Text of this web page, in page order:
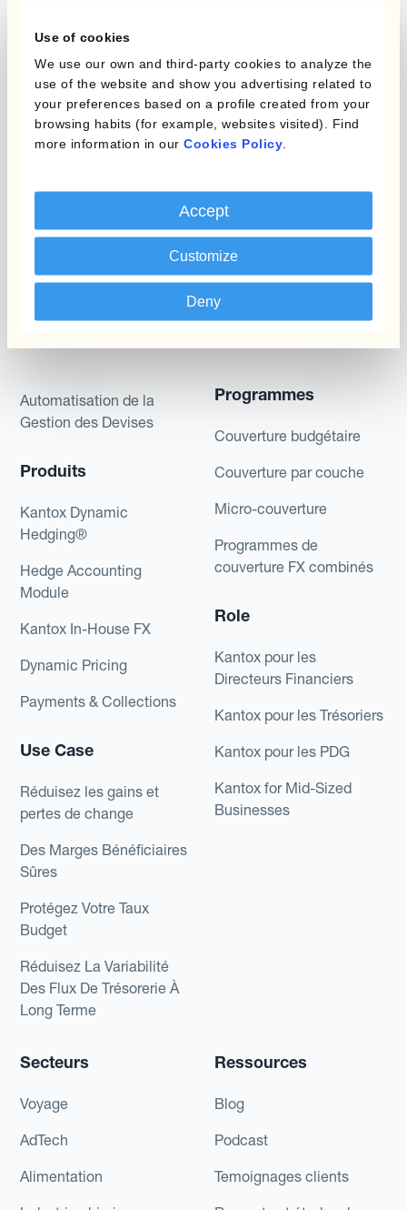
Use of cookies
We use our own and third-party cookies to analyze the
use of the website and show you advertising related to
your preferences based on a profile created from your
browsing habits (for example, websites visited). Find
more information in our Cookies Policy
Accept
Customize
Deny
examples of potential transactions or returns are
included for illustrative purposes only. Kantox
gives no assurance that any favourable scenarios
described are likely to happen, that it is possible
to trade on the terms described herein or that any
Kantox does not provide any investment advice
or hedging recommendations.
Automatisation de la
Gestion des Devises
Produits
Kantox Dynamic
Hedging®
Hedge Accounting
Module
Kantox In-House FX
Dynamic Pricing
Payments & Collections
Use Case
Réduisez les gains et
pertes de change
Des Marges Bénéficiaires
Sûres
Protégez Votre Taux
Budget
Réduisez La Variabilité
Des Flux De Trésorerie À
Long Terme
Programmes
Couverture budgétaire
Couverture par couche
Micro-couverture
Programmes de
couverture FX combinés
Role
Kantox pour les
Directeurs Financiers
Kantox pour les Trésoriers
Kantox pour les PDG
Kantox for Mid-Sized
Businesses
Secteurs
Voyage
AdTech
Alimentation
Ressources
Blog
Podcast
Temoignages clients